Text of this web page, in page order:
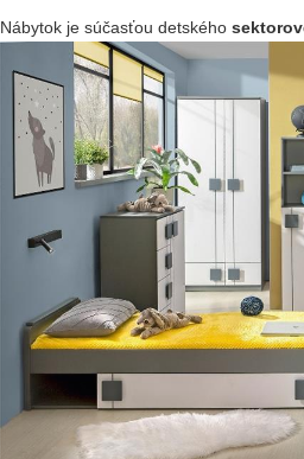
Nábytok je súčasťou detského